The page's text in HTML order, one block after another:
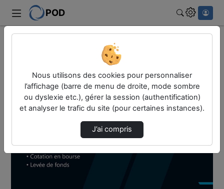
POD
Capsule 3 : Evenementiel et Street marketing
Lire
Nous utilisons des cookies pour personnaliser
l’affichage (barre de menu de droite, mode sombre
ou dyslexie etc.), gérer la session (authentification)
et analyser le trafic du site (pour certaines instances).
J’ai compris